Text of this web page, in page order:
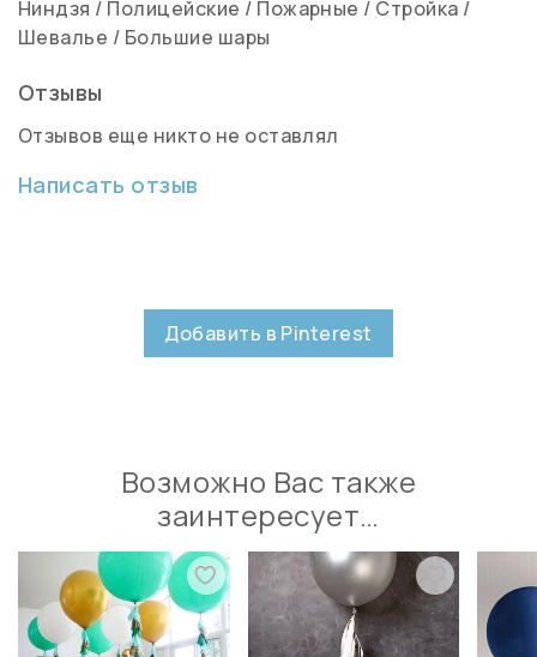
Ниндзя / Полицейские / Пожарные / Стройка /
Шевалье / Большие шары
Отзывы
Отзывов еще никто не оставлял
Написать отзыв
Добавить в Pinterest
Возможно Вас также
заинтересует…